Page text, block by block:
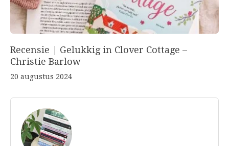
Recensie | Gelukkig in Clover Cottage –
Christie Barlow
20 augustus 2024